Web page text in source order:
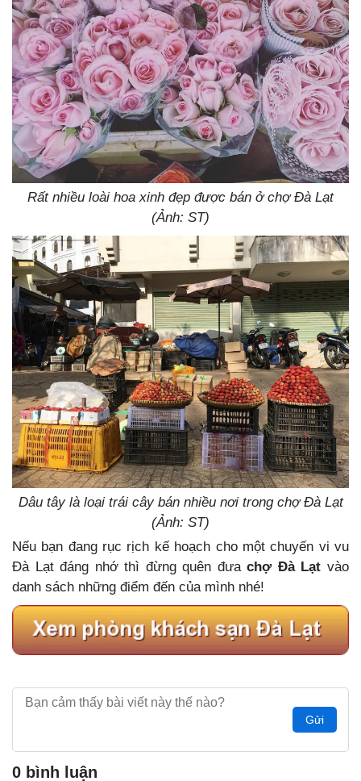
Rất nhiều loài hoa xinh đẹp được bán ở chợ Đà Lạt
(Ảnh: ST)
Dâu tây là loại trái cây bán nhiều nơi trong chợ Đà Lạt
(Ảnh: ST)
Nếu bạn đang rục rịch kế hoạch cho một chuyến vi vu
Đà Lạt đáng nhớ thì đừng quên đưachợ Đà Lạt vào
danh sách những điểm đến của mình nhé!
Gửi
0 bình luận